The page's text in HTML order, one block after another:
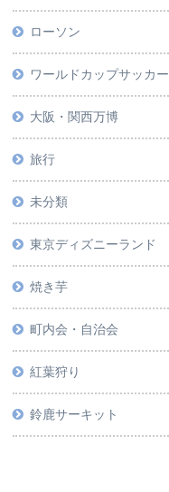
ローソン
ワールドカップサッカー
大阪・関西万博
旅行
未分類
東京ディズニーランド
焼き芋
町内会・自治会
紅葉狩り
鈴鹿サーキット